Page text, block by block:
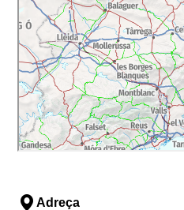
Adreça